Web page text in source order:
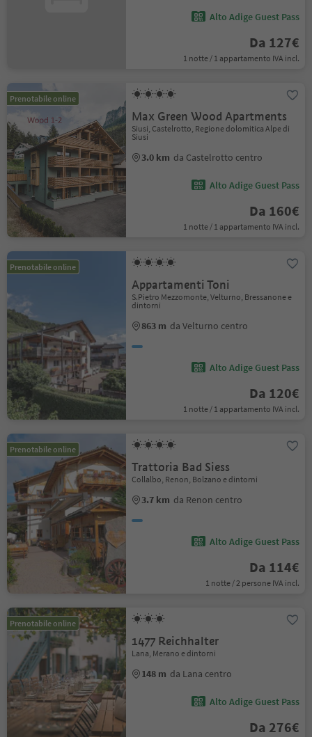
Alto Adige Guest Pass
Da 127€
1 notte / 1 appartamento IVA incl.
Prenotabile online
Max Green Wood Apartments
Siusi, Castelrotto, Regione dolomitica Alpe di
Siusi
3.0 km da Castelrotto centro
Alto Adige Guest Pass
Da 160€
1 notte / 1 appartamento IVA incl.
Prenotabile online
Appartamenti Toni
S.Pietro Mezzomonte, Velturno, Bressanone e
dintorni
863 m da Velturno centro
Alto Adige Guest Pass
Da 120€
1 notte / 1 appartamento IVA incl.
Prenotabile online
Trattoria Bad Siess
Collalbo, Renon, Bolzano e dintorni
3.7 km da Renon centro
Alto Adige Guest Pass
Da 114€
1 notte / 2 persone IVA incl.
Prenotabile online
1477 Reichhalter
Lana, Merano e dintorni
148 m da Lana centro
Alto Adige Guest Pass
Da 276€